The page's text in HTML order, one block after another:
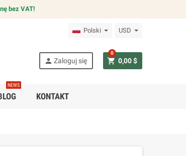
bez VAT!
Polski USD
person Zaloguj się shopping_cart 0,00 $
0
NEWS
KONTAKT